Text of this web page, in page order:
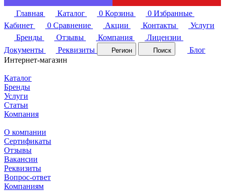
Главная Каталог 0 Корзина 0 Избранные
Кабинет
0 Сравнение Акции Контакты
Услуги
Бренды
Отзывы Компания
Лицензии
Документы
Реквизиты Регион Поиск
Блог
Интернет-магазин
Каталог
Бренды
Услуги
Статьи
Компания
О компании
Сертификаты
Отзывы
Вакансии
Реквизиты
Вопрос-ответ
Компаниям